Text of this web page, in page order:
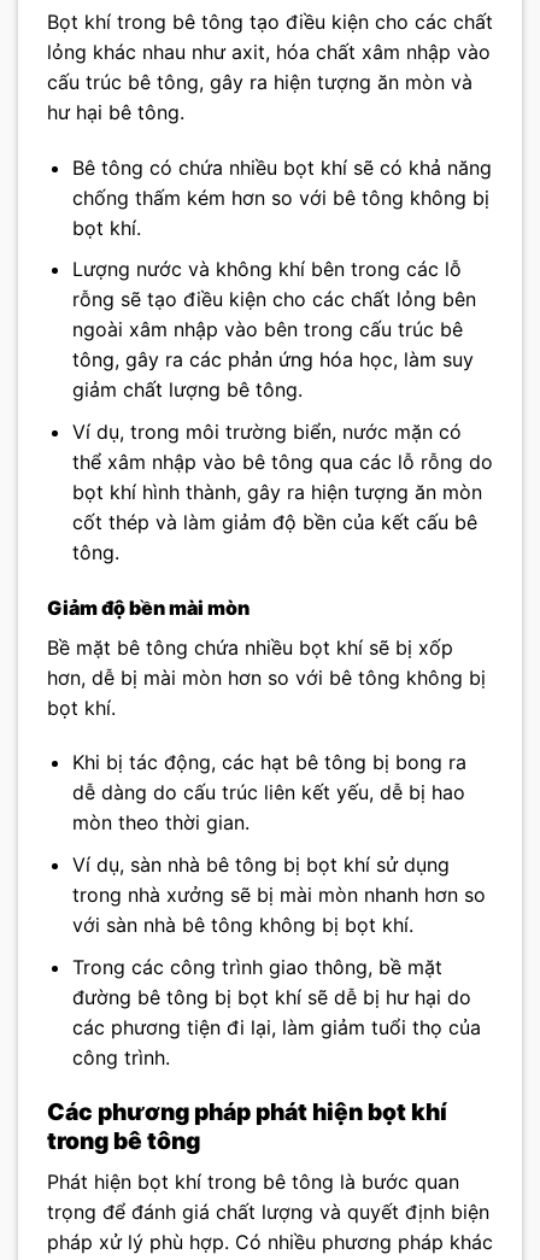
Bọt khí trong bê tông tạo điều kiện cho các chất
lỏng khác nhau như axit, hóa chất xâm nhập vào
cấu trúc bê tông, gây ra hiện tượng ăn mòn và
hư hại bê tông.
Bê tông có chứa nhiều bọt khí sẽ có khả năng
chống thấm kém hơn so với bê tông không bị
bọt khí.
Lượng nước và không khí bên trong các lỗ
rỗng sẽ tạo điều kiện cho các chất lỏng bên
ngoài xâm nhập vào bên trong cấu trúc bê
tông, gây ra các phản ứng hóa học, làm suy
giảm chất lượng bê tông.
Ví dụ, trong môi trường biển, nước mặn có
thể xâm nhập vào bê tông qua các lỗ rỗng do
bọt khí hình thành, gây ra hiện tượng ăn mòn
cốt thép và làm giảm độ bền của kết cấu bê
tông.
Giảm độ bền mài mòn
Bề mặt bê tông chứa nhiều bọt khí sẽ bị xốp
hơn, dễ bị mài mòn hơn so với bê tông không bị
bọt khí.
Khi bị tác động, các hạt bê tông bị bong ra
dễ dàng do cấu trúc liên kết yếu, dễ bị hao
mòn theo thời gian.
Ví dụ, sàn nhà bê tông bị bọt khí sử dụng
trong nhà xưởng sẽ bị mài mòn nhanh hơn so
với sàn nhà bê tông không bị bọt khí.
Trong các công trình giao thông, bề mặt
đường bê tông bị bọt khí sẽ dễ bị hư hại do
các phương tiện đi lại, làm giảm tuổi thọ của
công trình.
Các phương pháp phát hiện bọt khí
trong bê tông
Phát hiện bọt khí trong bê tông là bước quan
trọng để đánh giá chất lượng và quyết định biện
pháp xử lý phù hợp. Có nhiều phương pháp khác